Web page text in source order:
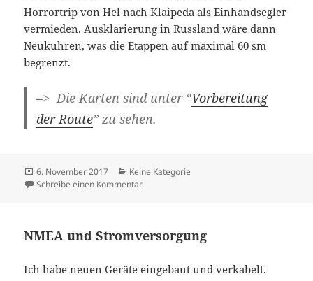
Horrortrip von Hel nach Klaipeda als Einhandsegler
vermieden. Ausklarierung in Russland wäre dann
Neukuhren, was die Etappen auf maximal 60 sm
begrenzt.
–> Die Karten sind unter “Vorbereitung
der Route” zu sehen.
Veröffentlicht
am
6. November 2017 Kategorien
Keine Kategorie
Schreibe einen Kommentarzu Die Vorbereitung der Route hat
NMEA und Stromversorgung
Ich habe neuen Geräte eingebaut und verkabelt.